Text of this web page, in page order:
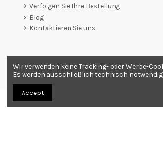
Verfolgen Sie Ihre Bestellung
Blog
Kontaktieren Sie uns
Händler zugelassen von Gesellschaft
Alle Produkte werden als Souvenirs verkauft.
Wir verwenden keine Tracking- oder Werbe-
Es werden ausschließlich technisch
Accept